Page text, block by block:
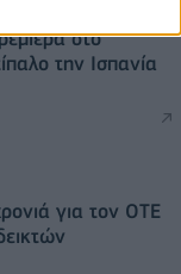
στο
την Ισπανία
για τον ΟΤΕ